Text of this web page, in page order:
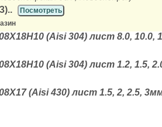
Посмотреть
(Aisi 304) лист 8.0, 10.0,
(Aisi 304) лист 1.2, 1.5,
(Aisi 430) лист 1.5, 2, 2.5,